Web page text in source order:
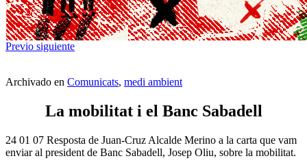
Previo siguiente
Archivado en Comunicats, medi ambient
La mobilitat i el Banc Sabadell
24 01 07 Resposta de Juan-Cruz Alcalde Merino a la carta que vam
enviar al president de Banc Sabadell, Josep Oliu, sobre la mobilitat.